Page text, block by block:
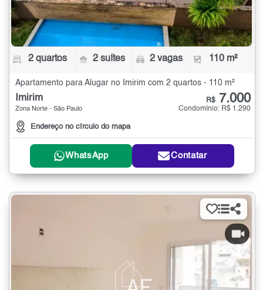
2 quartos 2 suítes 2 vagas 110 m²
Apartamento para Alugar no Imirim com 2 quartos - 110 m²
Imirim
Zona Norte - São Paulo
Endereço no círculo do mapa
R$ 7.000
Condomínio: R$ 1.290
WhatsApp Contatar